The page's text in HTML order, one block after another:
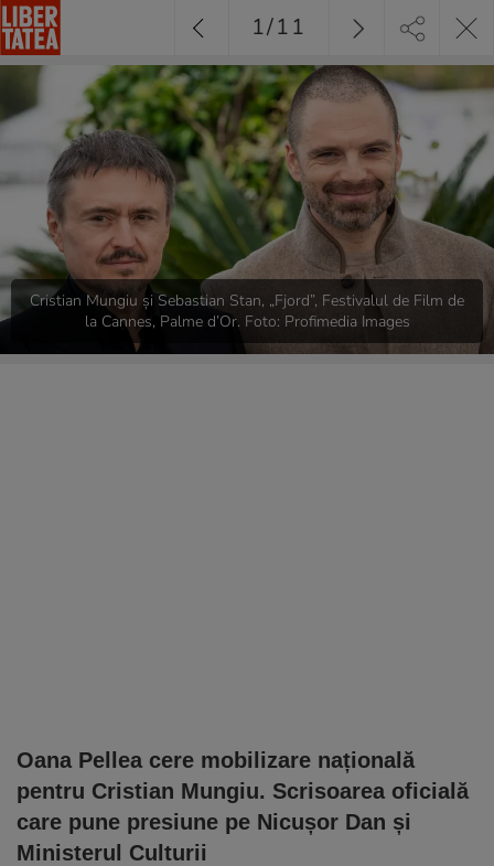
Cristian Mungiu și Sebastian Stan, „Fjord”, Festivalul de Film de
la Cannes, Palme d’Or. Foto: Profimedia Images
Oana Pellea cere mobilizare națională
pentru Cristian Mungiu. Scrisoarea oficială
care pune presiune pe Nicușor Dan și
Ministerul Culturii
1/11